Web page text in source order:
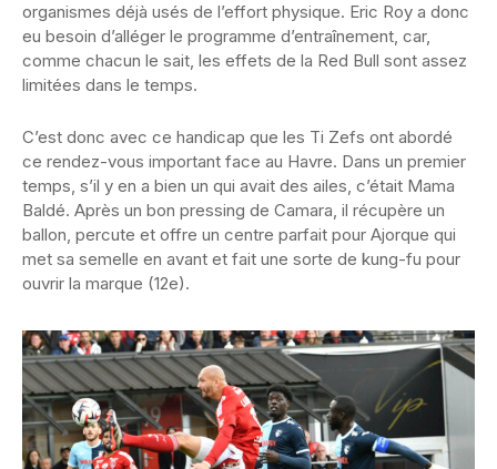
organismes déjà usés de l’effort physique. Eric Roy a donc
eu besoin d’alléger le programme d’entraînement, car,
comme chacun le sait, les effets de la Red Bull sont assez
limitées dans le temps.
C’est donc avec ce handicap que les Ti Zefs ont abordé
ce rendez-vous important face au Havre. Dans un premier
temps, s’il y en a bien un qui avait des ailes, c’était Mama
Baldé. Après un bon pressing de Camara, il récupère un
ballon, percute et offre un centre parfait pour Ajorque qui
met sa semelle en avant et fait une sorte de kung-fu pour
ouvrir la marque (12e).